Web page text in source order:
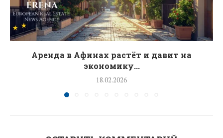
Аренда в Афинах растёт и давит на
экономику...
18.02.2026